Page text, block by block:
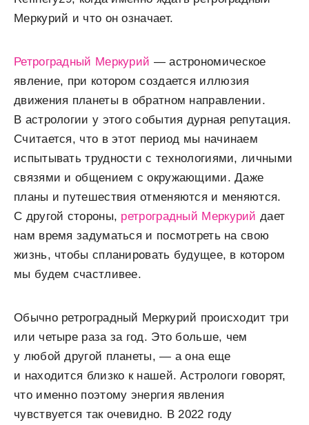
Меркурий и что он означает.
Ретроградный Меркурий — астрономическое
явление, при котором создается иллюзия
движения планеты в обратном направлении.
В астрологии у этого события дурная репутация.
Считается, что в этот период мы начинаем
испытывать трудности с технологиями, личными
связями и общением с окружающими. Даже
планы и путешествия отменяются и меняются.
С другой стороны, ретроградный Меркурий дает
нам время задуматься и посмотреть на свою
жизнь, чтобы спланировать будущее, в котором
мы будем счастливее.
Обычно ретроградный Меркурий происходит три
или четыре раза за год. Это больше, чем
у любой другой планеты, — а она еще
и находится близко к нашей. Астрологи говорят,
что именно поэтому энергия явления
чувствуется так очевидно. В 2022 году